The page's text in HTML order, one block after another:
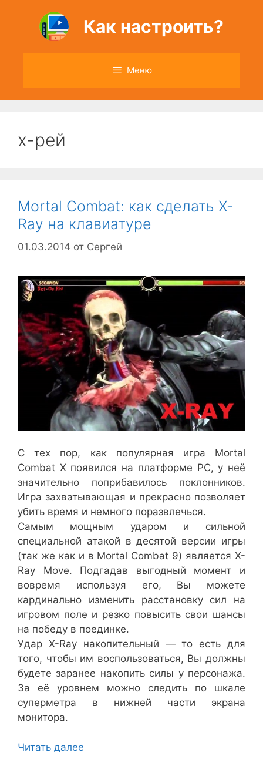
содержимому
Как настроить?
Меню
х-рей
Mortal Combat: как сделать X-
Ray на клавиатуре
01.03.2014 от Сергей
С тех пор, как популярная игра Mortal
Combat X появился на платформе PC, у неё
значительно поприбавилось поклонников.
Игра захватывающая и прекрасно позволяет
убить время и немного поразвлечься.
Самым мощным ударом и сильной
специальной атакой в десятой версии игры
(так же как и в Mortal Combat 9) является X-
Ray Move. Подгадав выгодный момент и
вовремя используя его, Вы можете
кардинально изменить расстановку сил на
игровом поле и резко повысить свои шансы
на победу в поединке.
Удар X-Ray накопительный — то есть для
того, чтобы им воспользоваться, Вы должны
будете заранее накопить силы у персонажа.
За её уровнем можно следить по шкале
суперметра в нижней части экрана
монитора.
Читать далее